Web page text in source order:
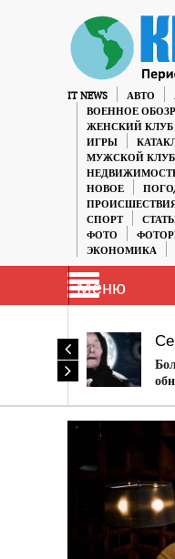
IT NEWS АВТО
ВОЕННОЕ
ЖЕНСКИЙ КЛУБ
ИГРЫ
МУЖСКОЙ КЛУБ
НОВОЕ
СПОРТ
ФОТО
ЭКОНОМИКА
Меню